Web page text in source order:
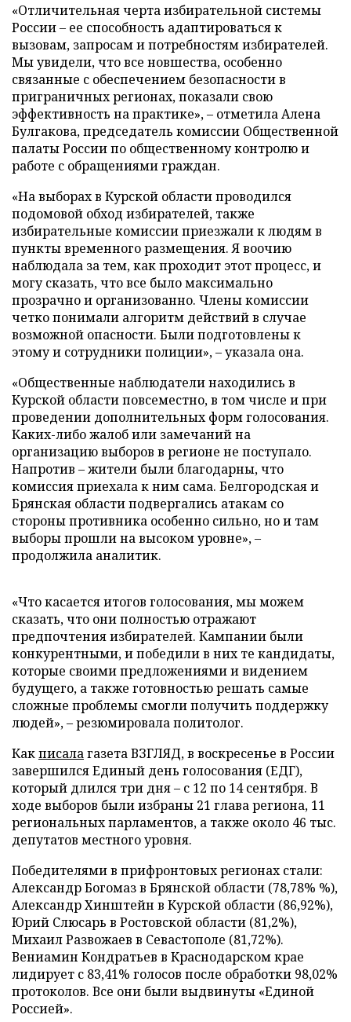
«Отличительная черта избирательной системы
России – ее способность адаптироваться к
вызовам, запросам и потребностям избирателей.
Мы увидели, что все новшества, особенно
связанные с обеспечением безопасности в
приграничных регионах, показали свою
эффективность на практике», – отметила Алена
Булгакова, председатель комиссии Общественной
палаты России по общественному контролю и
работе с обращениями граждан.
«На выборах в Курской области проводился
подомовой обход избирателей, также
избирательные комиссии приезжали к людям в
пункты временного размещения. Я воочию
наблюдала за тем, как проходит этот процесс, и
могу сказать, что все было максимально
прозрачно и организованно. Члены комиссии
четко понимали алгоритм действий в случае
возможной опасности. Были подготовлены к
этому и сотрудники полиции», – указала она.
«Общественные наблюдатели находились в
Курской области повсеместно, в том числе и при
проведении дополнительных форм голосования.
Каких-либо жалоб или замечаний на
организацию выборов в регионе не поступало.
Напротив – жители были благодарны, что
комиссия приехала к ним сама. Белгородская и
Брянская области подвергались атакам со
стороны противника особенно сильно, но и там
выборы прошли на высоком уровне», –
продолжила аналитик.
«Что касается итогов голосования, мы можем
сказать, что они полностью отражают
предпочтения избирателей. Кампании были
конкурентными, и победили в них те кандидаты,
которые своими предложениями и видением
будущего, а также готовностью решать самые
сложные проблемы смогли получить поддержку
людей», – резюмировала политолог.
Какписалагазета ВЗГЛЯД, в воскресенье в России
завершился Единый день голосования (ЕДГ),
который длился три дня – с 12 по 14 сентября. В
ходе выборов были избраны 21 глава региона, 11
региональных парламентов, а также около 46 тыс.
депутатов местного уровня.
Победителями в прифронтовых регионах стали:
Александр Богомаз в Брянской области (78,78% %),
Александр Хинштейн в Курской области (86,92%),
Юрий Слюсарь в Ростовской области (81,2%),
Михаил Развожаев в Севастополе (81,72%).
Вениамин Кондратьев в Краснодарском крае
лидирует с 83,41% голосов после обработки 98,02%
протоколов. Все они были выдвинуты «Единой
Россией».